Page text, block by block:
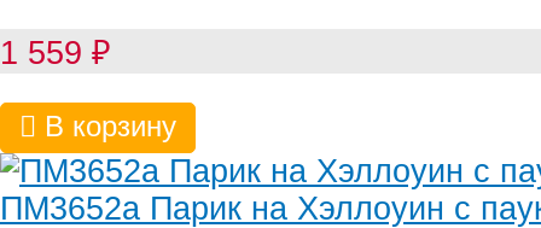
1 559 ₽
В корзину
ПМ3652а Парик на Хэллоуин с